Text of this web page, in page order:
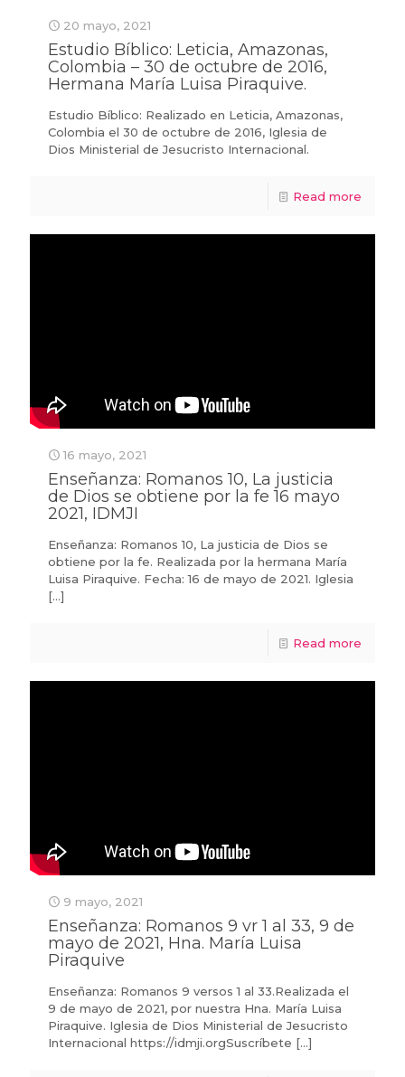
20 mayo, 2021
Estudio Bíblico: Leticia, Amazonas,
Colombia – 30 de octubre de 2016,
Hermana María Luisa Piraquive.
Estudio Bíblico: Realizado en Leticia, Amazonas,
Colombia el 30 de octubre de 2016, Iglesia de
Dios Ministerial de Jesucristo Internacional.
Read more
16 mayo, 2021
Enseñanza: Romanos 10, La justicia
de Dios se obtiene por la fe 16 mayo
2021, IDMJI
Enseñanza: Romanos 10, La justicia de Dios se
obtiene por la fe. Realizada por la hermana María
Luisa Piraquive. Fecha: 16 de mayo de 2021. Iglesia
[…]
Read more
9 mayo, 2021
Enseñanza: Romanos 9 vr 1 al 33, 9 de
mayo de 2021, Hna. María Luisa
Piraquive
Enseñanza: Romanos 9 versos 1 al 33.Realizada el
9 de mayo de 2021, por nuestra Hna. María Luisa
Piraquive. Iglesia de Dios Ministerial de Jesucristo
Internacional https://idmji.orgSuscríbete […]